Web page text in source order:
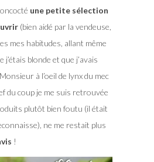
une petite sélection
(bien aidé par la vendeuse,
mes habitudes, allant même
j’étais blonde et que j’avais
à l’oeil de lynx du mec
du coup je me suis retrouvée
plutôt bien foutu (il était
ne me restait plus
!